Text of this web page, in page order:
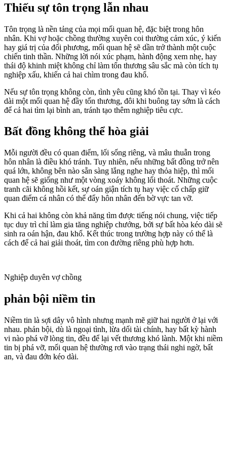
Thiếu sự tôn trọng lẫn nhau
Tôn trọng là nền tảng của mọi mối quan hệ, đặc biệt trong hôn
nhân. Khi vợ hoặc chồng thường xuyên coi thường cảm xúc, ý kiến
hay giá trị của đối phương, mối quan hệ sẽ dần trở thành một cuộc
chiến tinh thần. Những lời nói xúc phạm, hành động xem nhẹ, hay
thái độ khinh miệt không chỉ làm tổn thương sâu sắc mà còn tích tụ
nghiệp xấu, khiến cả hai chìm trong đau khổ.
Nếu sự tôn trọng không còn, tình yêu cũng khó tồn tại. Thay vì kéo
dài một mối quan hệ đầy tổn thương, đôi khi buông tay sớm là cách
để cả hai tìm lại bình an, tránh tạo thêm nghiệp tiêu cực.
Bất đồng không thể hòa giải
Mỗi người đều có quan điểm, lối sống riêng, và mâu thuẫn trong
hôn nhân là điều khó tránh. Tuy nhiên, nếu những bất đồng trở nên
quá lớn, không bên nào sẵn sàng lắng nghe hay thỏa hiệp, thì mối
quan hệ sẽ giống như một vòng xoáy không lối thoát. Những cuộc
tranh cãi không hồi kết, sự oán giận tích tụ hay việc cố chấp giữ
quan điểm cá nhân có thể đẩy hôn nhân đến bờ vực tan vỡ.
Khi cả hai không còn khả năng tìm được tiếng nói chung, việc tiếp
tục duy trì chỉ làm gia tăng nghiệp chướng, bởi sự bất hòa kéo dài sẽ
sinh ra oán hận, đau khổ. Kết thúc trong trường hợp này có thể là
cách để cả hai giải thoát, tìm con đường riêng phù hợp hơn.
Nghiệp duyên vợ chồng
phản bội niềm tin
Niềm tin là sợi dây vô hình nhưng mạnh mẽ giữ hai người ở lại với
nhau. phản bội, dù là ngoại tình, lừa dối tài chính, hay bất kỳ hành
vi nào phá vỡ lòng tin, đều để lại vết thương khó lành. Một khi niềm
tin bị phá vỡ, mối quan hệ thường rơi vào trạng thái nghi ngờ, bất
an, và đau đớn kéo dài.